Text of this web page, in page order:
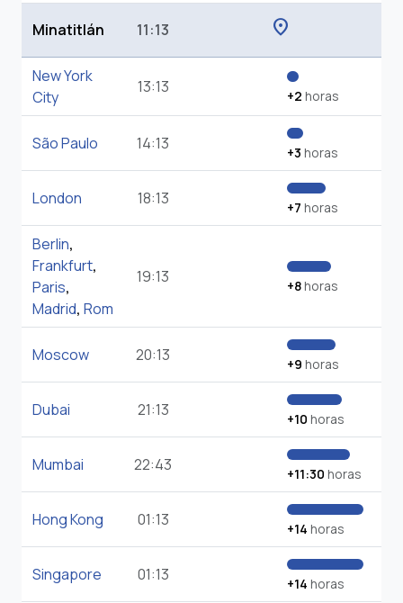
Minatitlán 11:13 location_on
New York
City
13:13 +2 horas
São Paulo 14:13 +3 horas
London 18:13 +7 horas
Berlin,
Frankfurt,
Paris,
Madrid, Rom
19:13 +8horas
Moscow 20:13 +9 horas
Dubai 21:13 +10 horas
Mumbai 22:43 +11:30 horas
Hong Kong 01:13 +14 horas
Singapore 01:13 +14 horas